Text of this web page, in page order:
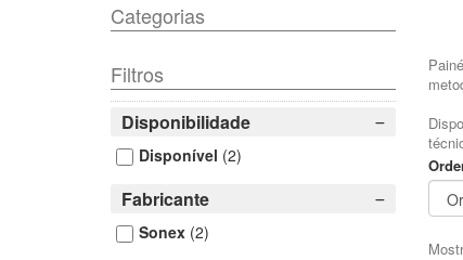
Categorias
Filtros
Disponibilidade
Disponível (2)
Fabricante
Sonex (2)